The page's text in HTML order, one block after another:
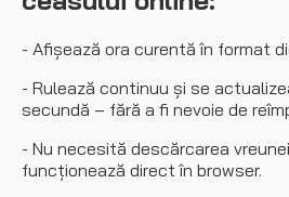
- Afișează ora curentă în format
- Rulează continuu și se
secundă – fără a fi nevoie de
- Nu necesită descărcarea
funcționează direct în browser.